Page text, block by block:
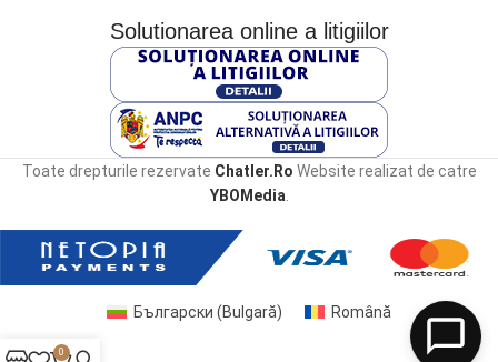
Solutionarea online a litigiilor
Toate drepturile rezervate Chatler.Ro Website realizat de catre
YBOMedia
0
Български (Bulgară) Română